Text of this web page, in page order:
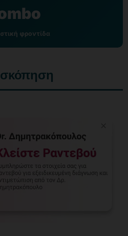
φροντίδα